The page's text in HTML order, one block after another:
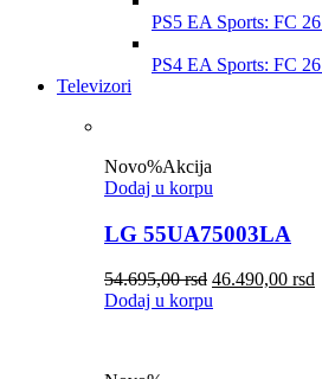
PS5 EA Sports: FC 26
PS4 EA Sports: FC 26
Televizori
Novo%Akcija
Dodaj u korpu
LG 55UA75003LA
54.695,00rsd 46.490,00 rsd
Dodaj u korpu